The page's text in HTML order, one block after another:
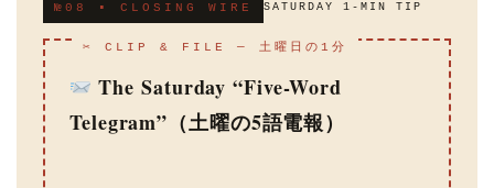
№08 ▪ CLOSING WIRE SATURDAY 1-MIN TIP
✂ CLIP & FILE — 土曜日の1分
The Saturday “Five-Word
Telegram”（土曜の5語電報）